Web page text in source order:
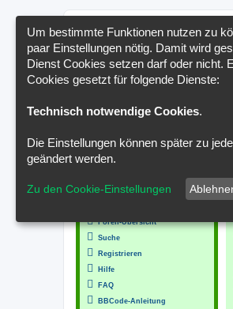
Portal Foren-Übersicht
Foren-Übersicht
Suche
Registrieren
Hilfe
FAQ
BBCode-Anleitung
Um bestimmte Funktionen nutzen zu
paar Einstellungen nötig. Damit wird
Dienst Cookies setzen darf oder nicht.
Cookies gesetzt für folgende Dienste:
Technisch notwendige Cookies.
Die Einstellungen können später zu
geändert werden.
Zu den Cookie-Einstellungen